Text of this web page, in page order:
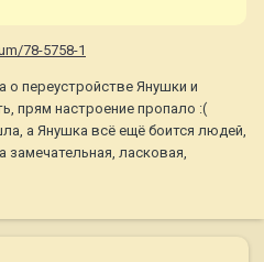
78-5758-1
о переустройстве Янушки и
прям настроение пропало :(
а Янушка всё ещё боится людей,
замечательная, ласковая,